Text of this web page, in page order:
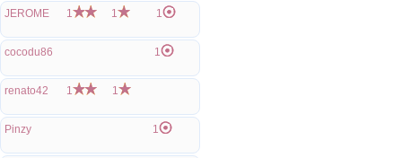
JEROME 1 1 1
cocodu86 1
renato42 1 1
Pinzy 1